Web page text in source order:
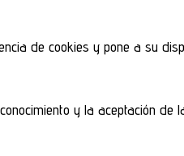
de cookies y pone a su
y la aceptación